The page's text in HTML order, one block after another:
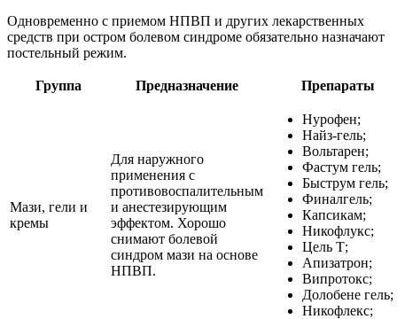
Одновременно с приемом НПВП и других лекарственных
средств при остром болевом синдроме обязательно назначают
постельный режим.
Группа Предназначение Препараты
Мази, гели и
кремы
Для наружного
применения с
противовоспалительным
и анестезирующим
эффектом. Хорошо
снимают болевой
синдром мази на основе
НПВП.
Нурофен;
Найз-гель;
Вольтарен;
Фастум гель;
Быструм гель;
Финалгель;
Капсикам;
Никофлукс;
Цель Т;
Апизатрон;
Випротокс;
Долобене гель;
Никофлекс;